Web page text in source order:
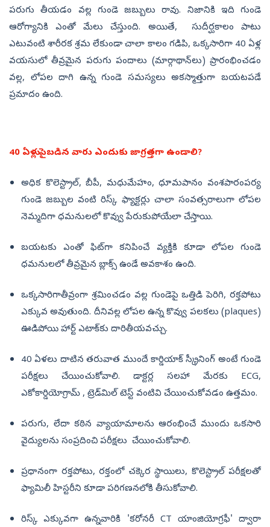
పరుగు తీయడం వల్ల గుండె జబ్బులు రావు. నిజానికి ఇది గుండె
ఆరోగ్యానికి ఎంతో మేలు చేస్తుంది. అయితే, సుదీర్ఘకాలం పాటు
ఎటువంటి శారీరక శ్రమ లేకుండా చాలా కాలం గడిపి, ఒక్కసారిగా 40 ఏళ్ల
వయసులో తీవ్రమైన పరుగు పందాలు (మార్గాథాన్‌లు) ప్రారంభించడం
వల్ల, లోపల దాగి ఉన్న గుండె సమస్యలు అకస్మాత్తుగా బయటపడే
ప్రమాదం ఉంది.
40 ఏళ్లు పైబడిన వారు ఎందుకు జాగ్రత్తగా ఉండాలి?
అధిక కొలెస్ట్రాల్, బీపీ, మధుమేహం, ధూమపానం వంశపారంపర్య
గుండె జబ్బుల వంటి రిస్క్ ఫ్యాక్టర్లు చాలా సంవత్సరాలుగా లోపల
నెమ్మదిగా ధమనులలో కొవ్వు పేరుకుపోయేలా చేస్తాయి.
బయటకు ఎంతో ఫిట్‌గా కనిపించే వ్యక్తికి కూడా లోపల గుండె
ధమనులలో తీవ్రమైన బ్లాక్స్ ఉండే అవకాశం ఉంది.
ఒక్కసారిగాతీవ్రంగా శ్రమించడం వల్ల గుండెపై ఒత్తిడి పెరిగి, రక్తపోటు
ఎక్కువ అవుతుంది. దీనివల్ల లోపల ఉన్న కొవ్వు పలకలు (plaques)
ఊడిపోయి హార్ట్ ఎటాక్‌కు దారితీయవచ్చు.
40 ఏళలు దాటిన తరువాత ముందే కార్డియాక్ స్క్రీనింగ్ అంటే గుండె
పరీక్షలు చేయించుకోవాలి. డాక్టర్ల సలహా మేరకు ECG,
ఎకోకార్డియోగ్రామ్ , ట్రెడ్‌మిల్ టెస్ట్ వంటివి చేయించుకోవడం ఉత్తమం.
పరుగు, లేదా కఠిన వ్యాయామాలను ఆరంభించే ముందు ఒకసారి
వైద్యులను సంప్రదించి పరీక్షలు చేయించుకోవాలి.
ప్రధానంగా రక్తపోటు, రక్తంలో చక్కెర స్థాయిలు, కొలెస్ట్రాల్ పరీక్షలతో
ఫ్యామిలీ హిస్టరీని కూడా పరిగణనలోకి తీసుకోవాలి.
రిస్క్ ఎక్కువగా ఉన్నవారికి 'కరోనరీ CT యాంజియోగ్రఫీ' ద్వారా